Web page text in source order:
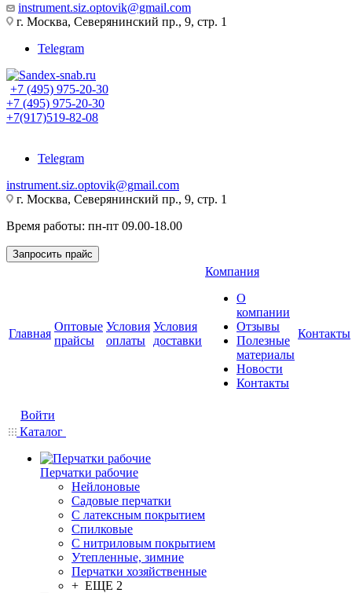
instrument.siz.optovik@gmail.com
г. Москва, Северянинский пр., 9, стр. 1
Telegram
+7 (495) 975-20-30
+7 (495) 975-20-30
+7(917)519-82-08
Telegram
instrument.siz.optovik@gmail.com
г. Москва, Северянинский пр., 9, стр. 1
Время работы: пн-пт 09.00-18.00
Запросить прайс
Главная
Оптовые
прайсы
Условия
оплаты
Условия
доставки
Компания
О
компании
Отзывы
Полезные
материалы
Новости
Контакты
Контакты
Войти
Каталог
Перчатки рабочие
Нейлоновые
Садовые перчатки
С латексным покрытием
Cпилковые
С нитриловым покрытием
Утепленные, зимние
Перчатки хозяйственные
+ ЕЩЕ 2